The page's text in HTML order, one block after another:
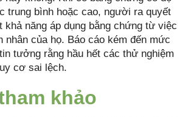
trung bình hoặc cao, người ra quyết
khả năng áp dụng bằng chứng từ việc
nhân của họ. Báo cáo kém đến mức
tưởng rằng hầu hết các thử nghiệm
cơ sai lệch.
khảo